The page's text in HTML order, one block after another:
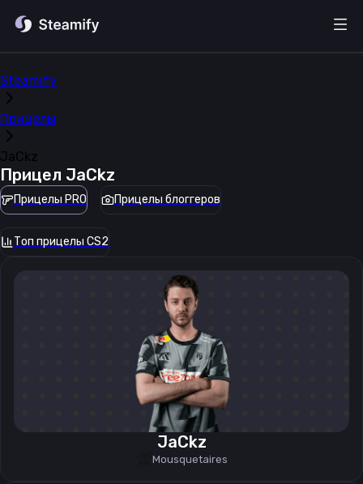
Steamify
Прицелы
JaCkz
Прицел JaCkz
Прицелы PRO Прицелы блоггеров
Топ прицелы CS2
JaCkz
Mousquetaires